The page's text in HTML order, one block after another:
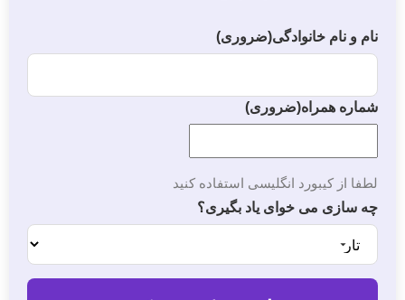
نام و نام خانوادگی(ضروری)
شماره همراه(ضروری)
لطفا از کیبورد انگلیسی استفاده کنید
چه سازی می خوای یاد بگیری؟